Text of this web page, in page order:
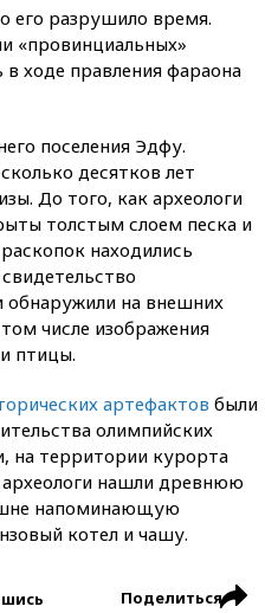
его разрушило время.
«провинциальных»
ходе правления фараона
поселения Эдфу.
десятков лет
До того, как археологи
толстым слоем песка и
находились
обнаружили на внешних
числе изображения
птицы.
артефактов были
олимпийских
на территории курорта
археологи нашли древнюю
напоминающую
котел и чашу.
Поделиться